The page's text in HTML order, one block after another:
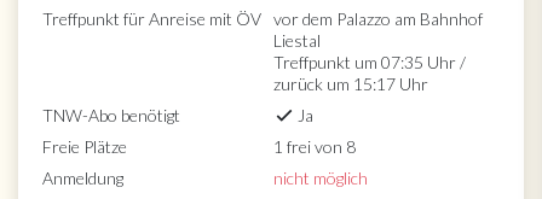
Treffpunkt für Anreise mit ÖV
vor dem Palazzo am Bahnhof
Liestal
Treffpunkt um 07:35 Uhr /
zurück um 15:17 Uhr
TNW-Abo benötigt
Ja
Freie Plätze
1 frei von 8
Anmeldung
nicht möglich